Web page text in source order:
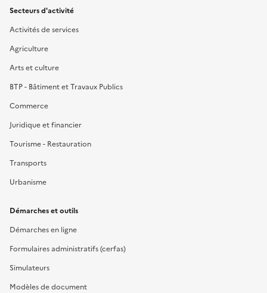
Secteurs d'activité
Activités de services
Agriculture
Arts et culture
BTP - Bâtiment et Travaux Publics
Commerce
Juridique et financier
Tourisme - Restauration
Transports
Urbanisme
Démarches et outils
Démarches en ligne
Formulaires administratifs (cerfas)
Simulateurs
Modèles de document